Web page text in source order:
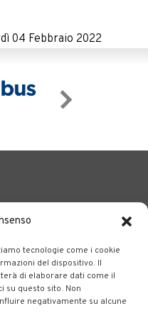
tecnologie come i cookie
del dispositivo. Il
di elaborare dati come il
su questo sito. Non
negativamente su alcune
04 Febbraio 2022
tre società Consortili
su tutto il territorio